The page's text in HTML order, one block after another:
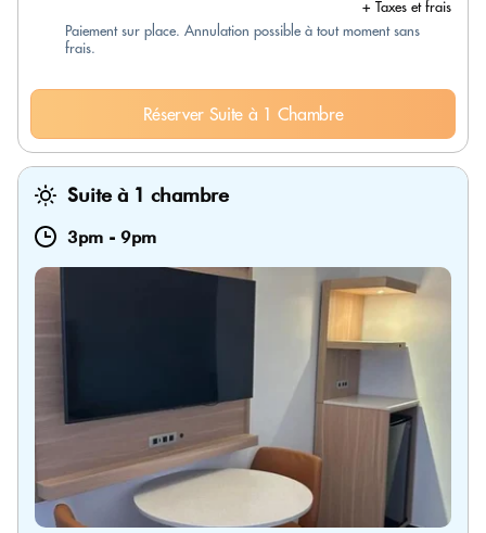
+ Taxes et frais
Paiement sur place. Annulation possible à tout moment sans
frais.
Réserver Suite à 1 Chambre
Suite à 1 chambre
3pm - 9pm